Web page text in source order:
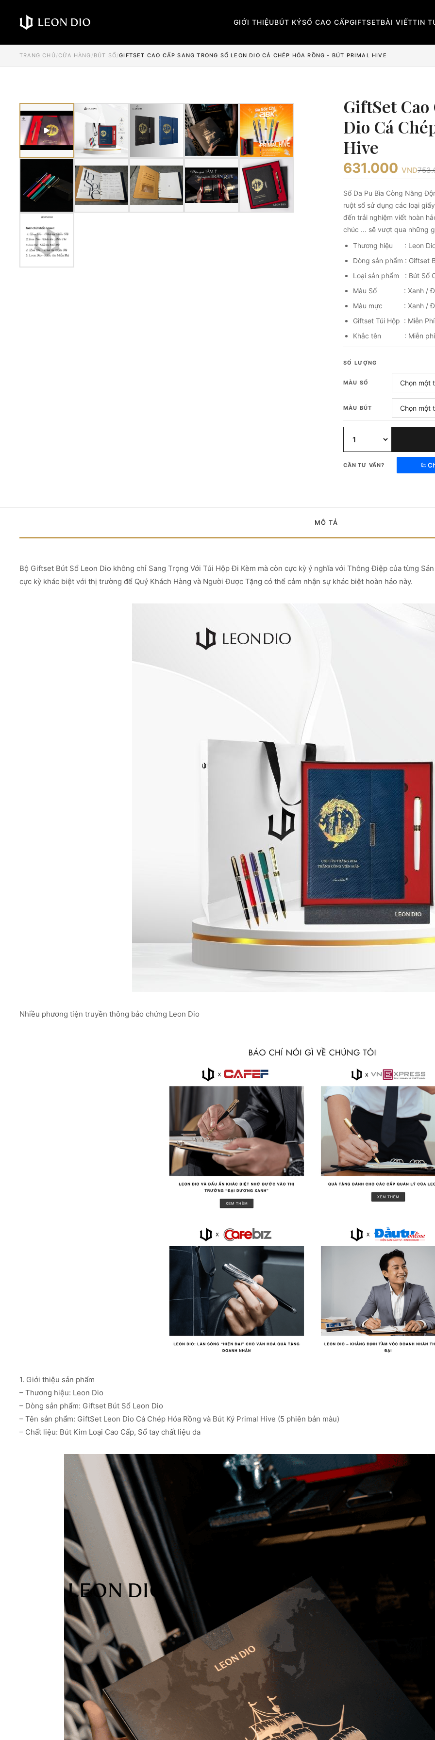
GIỚI THIỆUBÚT KÝSỔ CAO CẤPGIFTSETBÀI VIẾTTIN
TRANG CHỦ /CỬA HÀNG / BÚT SỔ/GIFTSET CAO CẤP SANG TRỌNG SỔ LEON DIO CÁ CHÉP HÓA RỒNG - BÚT PRIMAL HIVE
GiftSet
Dio Cá
Hive
631.000 VND
Sổ Da Pu Bìa Còng Năng
ruột sổ sử dụng các loại
đến trải nghiệm viết hoàn
chúc ... sẽ vượt qua những
Thương hiệu : Leon
Dòng sản phẩm : Giftset
Loại sản phẩm : Bút Sổ
Màu Sổ : Xanh /
Màu mực : Xanh /
Giftset Túi Hộp : Miễn Phí
Khắc tên : Miễn phí
SỐ LƯỢNG
MÀU SỔ
MÀU BÚT
CẦN TƯ VẤN?
MÔ TẢ
Bộ Giftset Bút Sổ Leon Dio không chỉ Sang Trọng Với Túi Hộp Đi Kèm mà còn cực kỳ ý nghĩa với Thông Điệp của từng
cực kỳ khác biệt với thị trường để Quý Khách Hàng và Người Được Tặng có thể cảm nhận sự khác biệt hoàn hảo này.
Nhiều phương tiện truyền thông bảo chứng Leon Dio
1. Giới thiệu sản phẩm
– Thương hiệu: Leon Dio
– Dòng sản phẩm: Giftset Bút Sổ Leon Dio
– Tên sản phẩm: GiftSet Leon Dio Cá Chép Hóa Rồng và Bút Ký Primal Hive (5 phiên bản màu)
– Chất liệu: Bút Kim Loại Cao Cấp, Sổ tay chất liệu da